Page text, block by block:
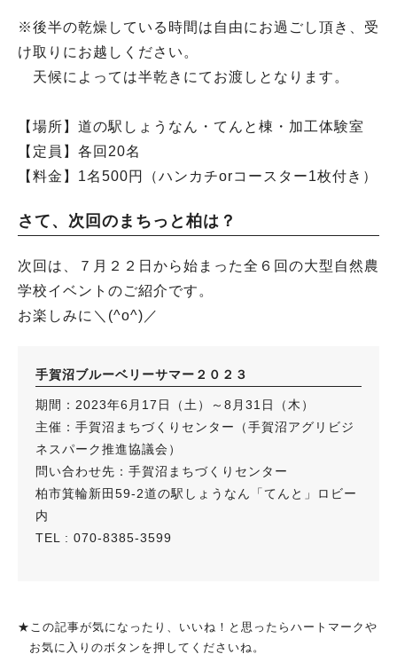
※後半の乾燥している時間は自由にお過ごし頂き、受
け取りにお越しください。
天候によっては半乾きにてお渡しとなります。
【場所】道の駅しょうなん・てんと棟・加工体験室
【定員】各回20名
【料金】1名500円（ハンカチorコースター1枚付き）
さて、次回のまちっと柏は？
次回は、７月２２日から始まった全６回の大型自然農
学校イベントのご紹介です。
お楽しみに＼(^o^)／
手賀沼ブルーベリーサマー２０２３
期間：2023年6月17日（土）～8月31日（木）
主催：手賀沼まちづくりセンター（手賀沼アグリビジ
ネスパーク推進協議会）
問い合わせ先：手賀沼まちづくりセンター
柏市箕輪新田59-2道の駅しょうなん「てんと」ロビー
内
TEL : 070-8385-3599
★この記事が気になったり、いいね！と思ったらハートマークや
お気に入りのボタンを押してくださいね。